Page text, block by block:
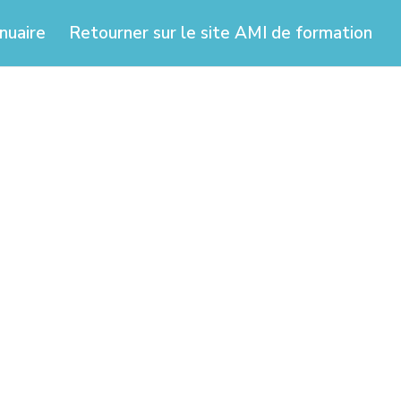
Retourner sur le site AMI de formation